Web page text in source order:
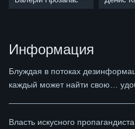
Информация
Блуждая в потоках
каждый может найти свою…
Власть искусного